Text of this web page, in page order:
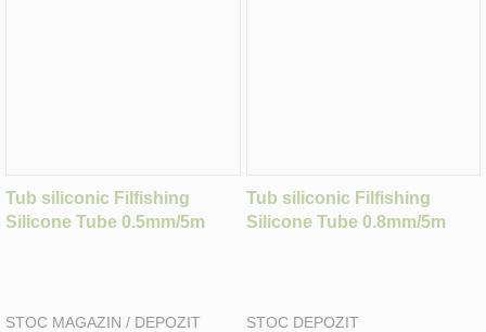
Tub siliconic Filfishing
Silicone Tube 0.5mm/5m
STOC MAGAZIN / DEPOZIT
Tub siliconic Filfishing
Silicone Tube 0.8mm/5m
STOC DEPOZIT